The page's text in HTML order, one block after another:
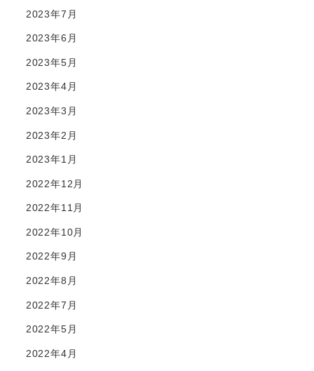
2023年7月
2023年6月
2023年5月
2023年4月
2023年3月
2023年2月
2023年1月
2022年12月
2022年11月
2022年10月
2022年9月
2022年8月
2022年7月
2022年5月
2022年4月